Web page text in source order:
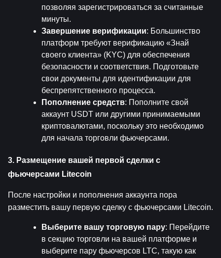
позволяя зарегистрироваться за считанные
минуты.
Завершение верификации: Большинство
платформ требуют верификацию «Знай
своего клиента» (KYC) для обеспечения
безопасности и соответствия. Подготовьте
свои документы для идентификации для
беспрепятственного процесса.
Пополнение средств: Пополните свой
аккаунт USDT или другими принимаемыми
криптовалютами, поскольку это необходимо
для начала торговли фьючерсами.
3. Размещение вашей первой сделки с
фьючерсами Litecoin
После настройки и пополнения аккаунта пора
разместить вашу первую сделку с фьючерсами Litecoin.
Выберите вашу торговую пару: Перейдите
в секцию торговли на вашей платформе и
выберите пару фьючерсов LTC, такую как